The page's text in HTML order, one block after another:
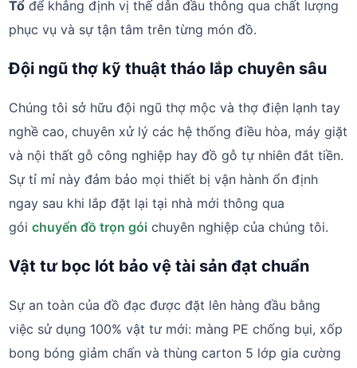
Tổ để khẳng định vị thế dẫn đầu thông qua chất lượng
phục vụ và sự tận tâm trên từng món đồ.
Đội ngũ thợ kỹ thuật tháo lắp chuyên sâu
Chúng tôi sở hữu đội ngũ thợ mộc và thợ điện lạnh tay
nghề cao, chuyên xử lý các hệ thống điều hòa, máy giặt
và nội thất gỗ công nghiệp hay đồ gỗ tự nhiên đắt tiền.
Sự tỉ mỉ này đảm bảo mọi thiết bị vận hành ổn định
ngay sau khi lắp đặt lại tại nhà mới thông qua
góichuyển đồ trọn gói chuyên nghiệp của chúng tôi.
Vật tư bọc lót bảo vệ tài sản đạt chuẩn
Sự an toàn của đồ đạc được đặt lên hàng đầu bằng
việc sử dụng 100% vật tư mới: màng PE chống bụi, xốp
bong bóng giảm chấn và thùng carton 5 lớp gia cường